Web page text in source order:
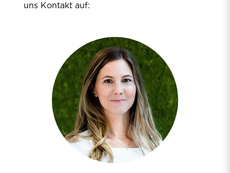
uns Kontakt auf: